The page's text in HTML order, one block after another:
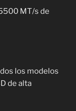
MT/s de
los modelos
de alta